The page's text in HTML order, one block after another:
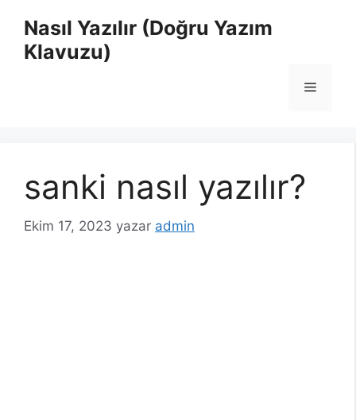
Nasıl Yazılır (Doğru Yazım
Klavuzu)
Menü
sanki nasıl yazılır?
Ekim 17, 2023 yazar admin